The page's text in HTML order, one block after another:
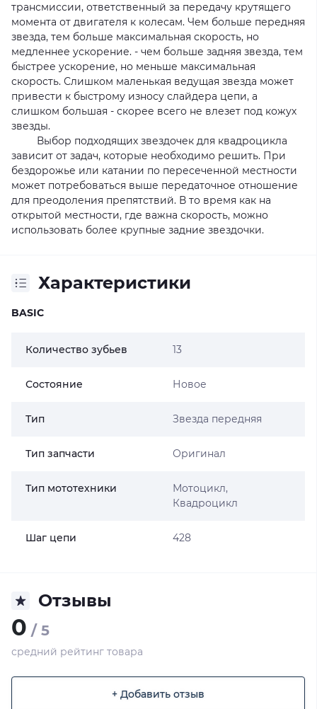
трансмиссии, ответственный за передачу крутящего
момента от двигателя к колесам. Чем больше передняя
звезда, тем больше максимальная скорость, но
медленнее ускорение. - чем больше задняя звезда, тем
быстрее ускорение, но меньше максимальная
скорость. Слишком маленькая ведущая звезда может
привести к быстрому износу слайдера цепи, а
слишком большая - скорее всего не влезет под кожух
звезды.
Выбор подходящих звездочек для квадроцикла
зависит от задач, которые необходимо решить. При
бездорожье или катании по пересеченной местности
может потребоваться выше передаточное отношение
для преодоления препятствий. В то время как на
открытой местности, где важна скорость, можно
использовать более крупные задние звездочки.
Характеристики
BASIC
Количество зубьев 13
Состояние Новое
Тип Звезда передняя
Тип запчасти Оригинал
Тип мототехники
Мотоцикл,
Квадроцикл
Шаг цепи 428
Отзывы
0 / 5
средний рейтинг товара
+ Добавить отзыв